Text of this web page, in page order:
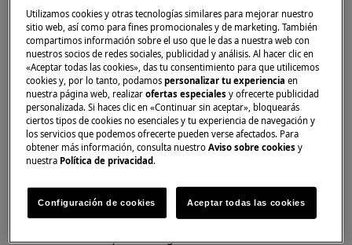
Antes de cualquier operación de mantenimiento,
apague el aparato y desconecte el enchufe de red de
latoma de corriente.
Siempre tenga cuidado al mover electrodomésticos,
para electrodomésticos pesados son necesarias dos
personas para moverlos.
Utilice siempre guantes de seguridad y calzado
cerrado.
Tenga en cuenta que la autoreparación o la
reparación no profesional pueden tener
consecuencias para la seguridad si no se realizan
Utilizamos cookies y otras tecnologías similares para mejorar nuestro
sitio web, así como para fines promocionales y de marketing. También
compartimos información sobre el uso que le das a nuestra web con
nuestros socios de redes sociales, publicidad y análisis. Al hacer clic en
«Aceptar todas las cookies», das tu consentimiento para que utilicemos
cookies y, por lo tanto, podamospersonalizar tu experienciaen
nuestra página web, realizarofertas especiales y ofrecerte publicidad
personalizada. Si haces clic en «Continuar sin aceptar», bloquearás
ciertos tipos de cookies no esenciales y tu experiencia de navegación y
los servicios que podemos ofrecerte pueden verse afectados. Para
obtener más información, consulta nuestroAviso sobre cookies y
nuestra Política de privacidad.
Configuración de cookies Aceptar todas las cookies